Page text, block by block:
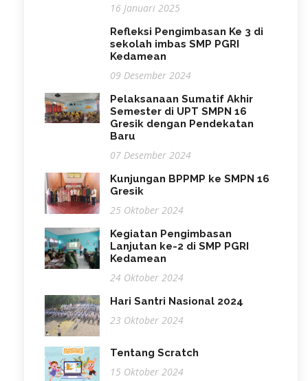
16 Januari 2025
Refleksi Pengimbasan Ke 3 di
sekolah imbas SMP PGRI
Kedamean
09 Desember 2024
Pelaksanaan Sumatif Akhir
Semester di UPT SMPN 16
Gresik dengan Pendekatan
Baru
07 Desember 2024
Kunjungan BPPMP ke SMPN 16
Gresik
25 Oktober 2024
Kegiatan Pengimbasan
Lanjutan ke-2 di SMP PGRI
Kedamean
24 Oktober 2024
Hari Santri Nasional 2024
23 Oktober 2024
Tentang Scratch
15 Oktober 2024